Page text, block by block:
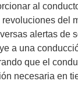
al
revoluciones del
alertas de
a una
que el
necesaria en